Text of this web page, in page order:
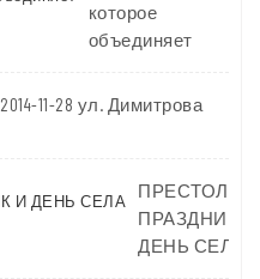
которое
объединяет
2014-11-28 ул. Димитрова
ПРАЗДНИК И
ДЕНЬ СЕЛА